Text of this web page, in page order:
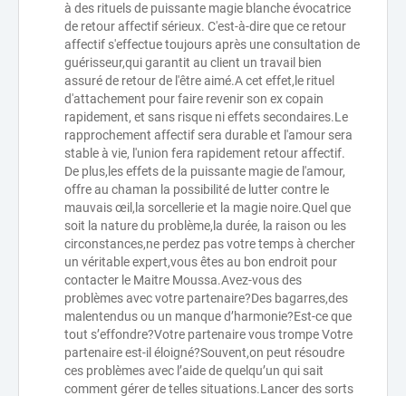
à des rituels de puissante magie blanche évocatrice
de retour affectif sérieux. C'est-à-dire que ce retour
affectif s'effectue toujours après une consultation de
guérisseur,qui garantit au client un travail bien
assuré de retour de l'être aimé.A cet effet,le rituel
d'attachement pour faire revenir son ex copain
rapidement, et sans risque ni effets secondaires.Le
rapprochement affectif sera durable et l'amour sera
stable à vie, l'union fera rapidement retour affectif.
De plus,les effets de la puissante magie de l'amour,
offre au chaman la possibilité de lutter contre le
mauvais œil,la sorcellerie et la magie noire.Quel que
soit la nature du problème,la durée, la raison ou les
circonstances,ne perdez pas votre temps à chercher
un véritable expert,vous êtes au bon endroit pour
contacter le Maitre Moussa.Avez-vous des
problèmes avec votre partenaire?Des bagarres,des
malentendus ou un manque d’harmonie?Est-ce que
tout s’effondre?Votre partenaire vous trompe Votre
partenaire est-il éloigné?Souvent,on peut résoudre
ces problèmes avec l’aide de quelqu’un qui sait
comment gérer de telles situations.Lancer des sorts